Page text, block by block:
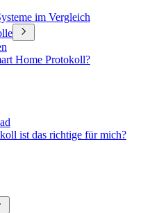
im Vergleich
Home Protokoll?
ist das richtige für mich?